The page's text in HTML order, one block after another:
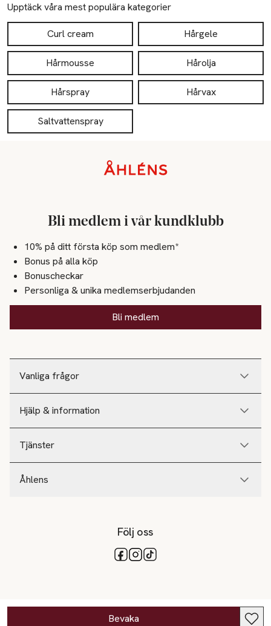
Bevaka
Upptäck våra mest populära kategorier
Curl cream Hårgele
Hårmousse Hårolja
Hårspray Hårvax
Saltvattenspray
Vanliga frågor
Hjälp & information
Tjänster
Åhlens
Bli medlem i vår kundklubb
10% på ditt första köp som medlem*
Bonus på alla köp
Bonuscheckar
Personliga & unika medlemserbjudanden
Bli medlem
Följ oss